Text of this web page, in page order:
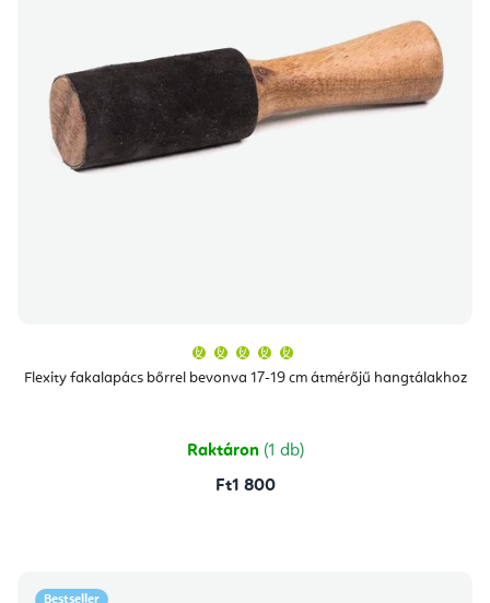
Flexity fakalapács bőrrel bevonva 17-19 cm átmérőjű hangtálakhoz
átlagos
értékelése
csillag.
Raktáron (1 db)
Ft1 800
Bestseller